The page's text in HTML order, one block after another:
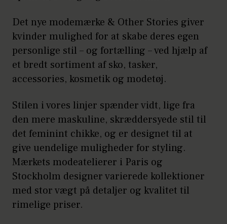
Det nye modemærke & Other Stories giver
kvinder mulighed for at skabe deres egen
personlige stil – og fortælling – ved hjælp af
et bredt sortiment af sko, tasker,
accessories, kosmetik og modetøj.
Stilen i vores linjer spænder vidt, lige fra
den mere maskuline, skræddersyede stil til
det feminint chikke, og er designet til at
give uendelige muligheder for styling.
Mærkets modeatelierer i Paris og
Stockholm designer varierede kollektioner
med stor vægt på detaljer og kvalitet til
rimelige priser.